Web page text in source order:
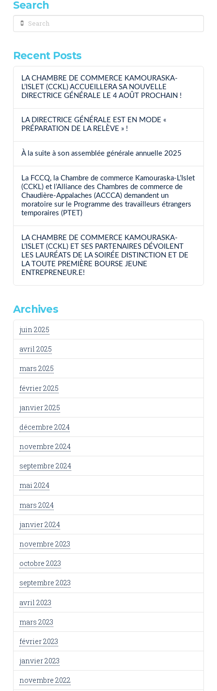
Search
Search
Recent Posts
LA CHAMBRE DE COMMERCE KAMOURASKA-
L’ISLET (CCKL) ACCUEILLERA SA NOUVELLE
DIRECTRICE GÉNÉRALE LE 4 AOÛT PROCHAIN !
LA DIRECTRICE GÉNÉRALE EST EN MODE «
PRÉPARATION DE LA RELÈVE » !
À la suite à son assemblée générale annuelle 2025
La FCCQ, la Chambre de commerce Kamouraska-L’Islet
(CCKL) et l’Alliance des Chambres de commerce de
Chaudière-Appalaches (ACCCA) demandent un
moratoire sur le Programme des travailleurs étrangers
temporaires (PTET)
LA CHAMBRE DE COMMERCE KAMOURASKA-
L’ISLET (CCKL) ET SES PARTENAIRES DÉVOILENT
LES LAURÉATS DE LA SOIRÉE DISTINCTION ET DE
LA TOUTE PREMIÈRE BOURSE JEUNE
ENTREPRENEUR.E!
Archives
juin 2025
avril 2025
mars 2025
février 2025
janvier 2025
décembre 2024
novembre 2024
septembre 2024
mai 2024
mars 2024
janvier 2024
novembre 2023
octobre 2023
septembre 2023
avril 2023
mars 2023
février 2023
janvier 2023
novembre 2022